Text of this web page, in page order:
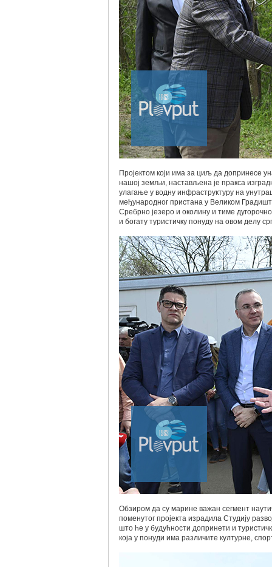
Пројектом који има за циљ да допринесе
нашој земљи, настављена je пракса
улагање у водну инфраструктуру на
међународног пристана у Великом
Сребрно језеро и околину и тиме
и богату туристичку понуду на овом делу
Обзиром да су марине важан сегмент
поменутог пројекта израдила Студију
што ће у будућности допринети и
која у понуди има различите културне,